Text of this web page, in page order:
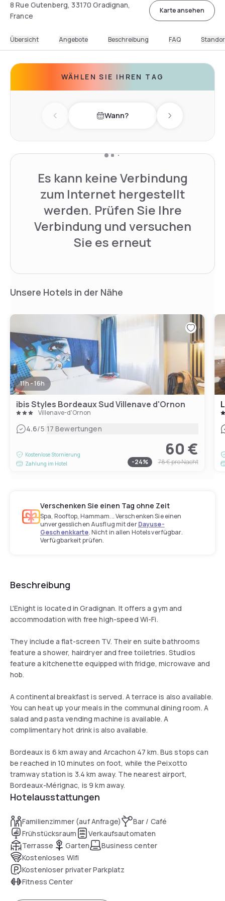
8 Rue Gutenberg, 33170 Gradignan,
France
Karte ansehen
Übersicht Angebote Beschreibung FAQ
WÄHLEN SIE IHREN TAG
Previous day Wann? Next day
Es kann keine Verbindung
zum Internet hergestellt
werden. Prüfen Sie Ihre
Verbindung und versuchen
Sie es erneut
Unsere Hotels in der Nähe
11h - 16h
ibis Styles Bordeaux Sud Villenave d'Ornon
Villenave-d'Ornon
4.6/5|17 Bewertungen
Kostenlose Stornierung
Zahlung im Hotel
60 €
-24% 78 €pro Nacht
Verschenken Sie einen Tag ohne Zeit
Spa, Rooftop, Hammam... Verschenken Sie einen
unvergesslichen Ausflug mit derDayuse-
Geschenkkarte. Nicht in allen Hotels verfügbar.
Verfügbarkeit prüfen.
Beschreibung
L'Enight is located in Gradignan. It offers a gym and
accommodation with free high-speed Wi-Fi.
They include a flat-screen TV. Their en suite bathrooms
feature a shower, hairdryer and free toiletries. Studios
feature a kitchenette equipped with fridge, microwave and
hob.
A continental breakfast is served. A terrace is also available.
You can heat up your meals in the communal dining room. A
salad and pasta vending machine is available. A
complimentary hot drink is also available.
Bordeaux is 6 km away and Arcachon 47 km. Bus stops can
be reached in 10 minutes on foot, while the Peixotto
tramway station is 3.4 km away. The nearest airport,
Bordeaux-Mérignac, is 9 km away.
Hotelausstattungen
Familienzimmer (auf Anfrage)
Bar / Café
Frühstücksraum
Verkaufsautomaten
Terrasse
Garten
Business center
Kostenloses Wifi
Kostenloser privater Parkplatz
Fitness Center